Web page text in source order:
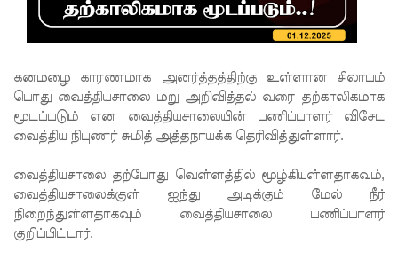
குற்றச்சாட்
டு
சிறை
மோதல்க
ளுக்கும்
ராஜபக்ஷர்
களுக்கும்
தொடர்பா?
கனமழை காரணமாக அனர்த்தத்திற்கு உள்ளான சிலாபம்
பொது வைத்தியசாலை மறு அறிவித்தல் வரை தற்காலிகமாக
மூடப்படும் என வைத்தியசாலையின் பணிப்பாளர் விசேட
வைத்திய நிபுணர் சுமித் அத்தநாயக்க தெரிவித்துள்ளார்.
வைத்தியசாலை தற்போது வெள்ளத்தில் மூழ்கியுள்ளதாகவும்,
வைத்தியசாலைக்குள் ஐந்து அடிக்கும் மேல் நீர்
நிறைந்துள்ளதாகவும் வைத்தியசாலை பணிப்பாளர்
குறிப்பிட்டார்.